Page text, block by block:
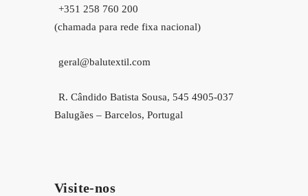
+351 258 760 200
(chamada para rede fixa nacional)
geral@balutextil.com
R. Cândido Batista Sousa, 545 4905-037
Balugães – Barcelos, Portugal
Visite-nos